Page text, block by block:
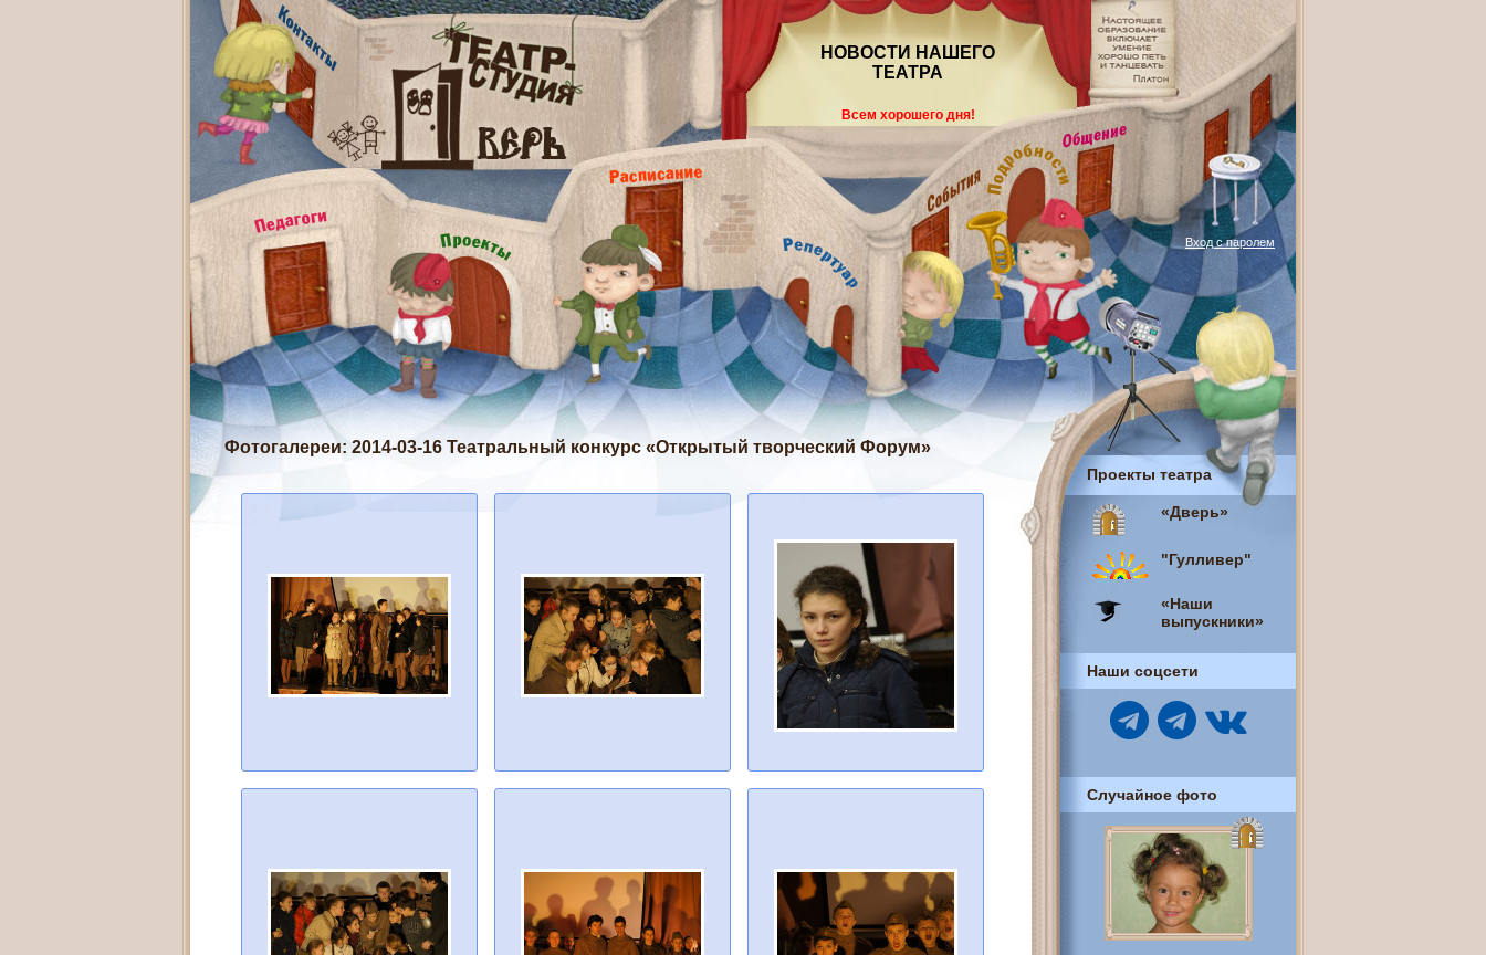
НОВОСТИ НАШЕГО
ТЕАТРА
Всем хорошего дня!
Вход с паролем
Фотогалереи: 2014-03-16 Театральный конкурс «Открытый творческий Форум»
Проекты театра
«Дверь»
"Гулливер"
«Наши
выпускники»
Наши соцсети
Случайное фото